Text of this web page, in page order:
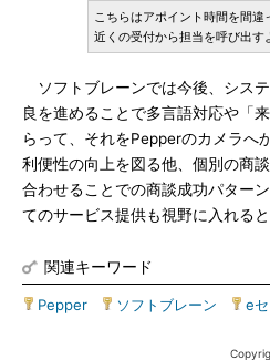
こちらはアポイント時間を間違
近くの受付から担当を呼び出す
ソフトブレーンでは今後、シス
良を進めることで多言語対応や「
らって、それをPepperのカメラへ
利便性の向上を図る他、個別の商
合わせることでの商談成功パター
てのサービス提供も視野に入れると
関連キーワード
Pepper ソフトブレーン e